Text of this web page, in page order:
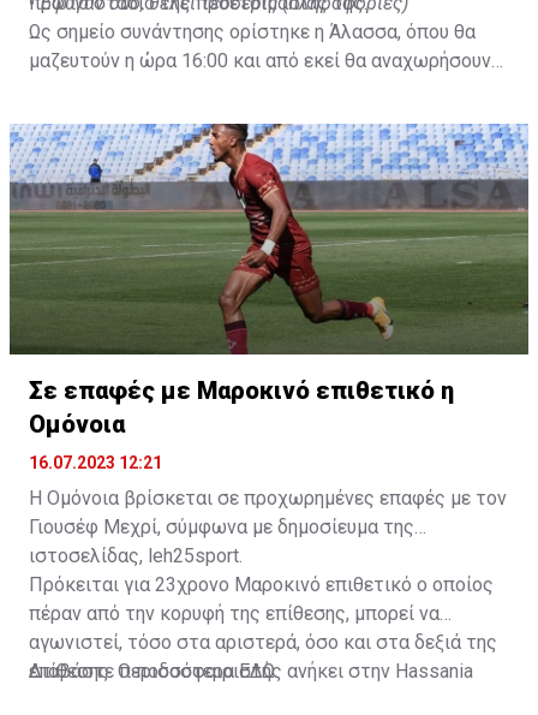
Ως σημείο συνάντησης ορίστηκε η Άλασσα, όπου θα
μαζευτούν η ώρα 16:00 και από εκεί θα αναχωρήσουν
δώοσυν το παρών τους στην απογευματινή προπόνηση
της ομάδας.
Σε επαφές με Μαροκινό επιθετικό η
Ομόνοια
16.07.2023 12:21
Η Ομόνοια βρίσκεται σε προχωρημένες επαφές με τον
Γιουσέφ Μεχρί, σύμφωνα με δημοσίευμα της
ιστοσελίδας, leh25sport.
Πρόκειται για 23χρονο Μαροκινό επιθετικό ο οποίος
πέραν από την κορυφή της επίθεσης, μπορεί να
αγωνιστεί, τόσο στα αριστερά, όσο και στα δεξιά της
επίθεσης. Ο ποδοσφαιριστής ανήκει στην Hassania
Διαβάστε περισσότεραΕΔΩ.